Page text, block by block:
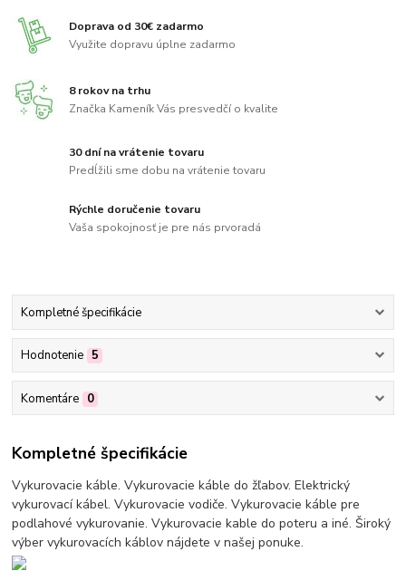
Doprava od 30€ zadarmo
Využite dopravu úplne zadarmo
8 rokov na trhu
Značka Kameník Vás presvedčí o kvalite
30 dní na vrátenie tovaru
Predĺžili sme dobu na vrátenie tovaru
Rýchle doručenie tovaru
Vaša spokojnosť je pre nás prvoradá
Kompletné špecifikácie
Hodnotenie 5
Komentáre 0
Kompletné špecifikácie
Vykurovacie káble. Vykurovacie káble do žľabov. Elektrický
vykurovací kábel. Vykurovacie vodiče. Vykurovacie káble pre
podlahové vykurovanie. Vykurovacie kable do poteru a iné. Široký
výber vykurovacích káblov nájdete v našej ponuke.